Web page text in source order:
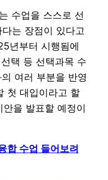
수업을 스스로 선
는 장점이 있다고
년부터 시행됨에
택 등 선택과목 수
여러 부분을 반영
첫 대입이라고 할
을 발표할 예정이
합 수업 들어보려